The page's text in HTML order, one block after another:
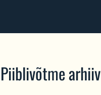
Piiblivõtme arhiiv